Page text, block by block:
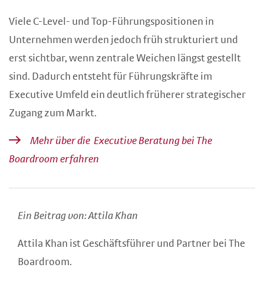
Viele C-Level- und Top-Führungspositionen in
Unternehmen werden jedoch früh strukturiert und
erst sichtbar, wenn zentrale Weichen längst gestellt
sind. Dadurch entsteht für Führungskräfte im
Executive Umfeld ein deutlich früherer strategischer
Zugang zum Markt.
Mehr über die Executive Beratung bei The
Boardroom erfahren
Ein Beitrag von: Attila Khan
Attila Khan ist Geschäftsführer und Partner bei The
Boardroom.